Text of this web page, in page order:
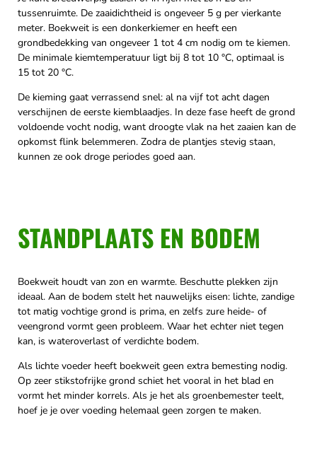
tussenruimte. De zaaidichtheid is ongeveer 5 g per vierkante
meter. Boekweit is een donkerkiemer en heeft een
grondbedekking van ongeveer 1 tot 4 cm nodig om te kiemen.
De minimale kiemtemperatuur ligt bij 8 tot 10 °C, optimaal is
15 tot 20 °C.
De kieming gaat verrassend snel: al na vijf tot acht dagen
verschijnen de eerste kiemblaadjes. In deze fase heeft de grond
voldoende vocht nodig, want droogte vlak na het zaaien kan de
opkomst flink belemmeren. Zodra de plantjes stevig staan,
kunnen ze ook droge periodes goed aan.
STANDPLAATS EN BODEM
Boekweit houdt van zon en warmte. Beschutte plekken zijn
ideaal. Aan de bodem stelt het nauwelijks eisen: lichte, zandige
tot matig vochtige grond is prima, en zelfs zure heide- of
veengrond vormt geen probleem. Waar het echter niet tegen
kan, is wateroverlast of verdichte bodem.
Als lichte voeder heeft boekweit geen extra bemesting nodig.
Op zeer stikstofrijke grond schiet het vooral in het blad en
vormt het minder korrels. Als je het als groenbemester teelt,
hoef je je over voeding helemaal geen zorgen te maken.